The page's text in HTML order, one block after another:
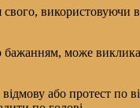
використовуючи
може
або протест по